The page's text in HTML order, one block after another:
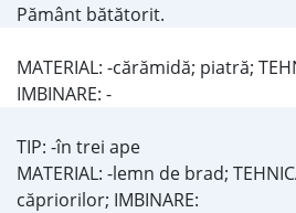
Pământ bătătorit.
MATERIAL: -cărămidă; piatră;
IMBINARE: -
TIP: -în trei ape
MATERIAL: -lemn de brad;
căpriorilor; IMBINARE: